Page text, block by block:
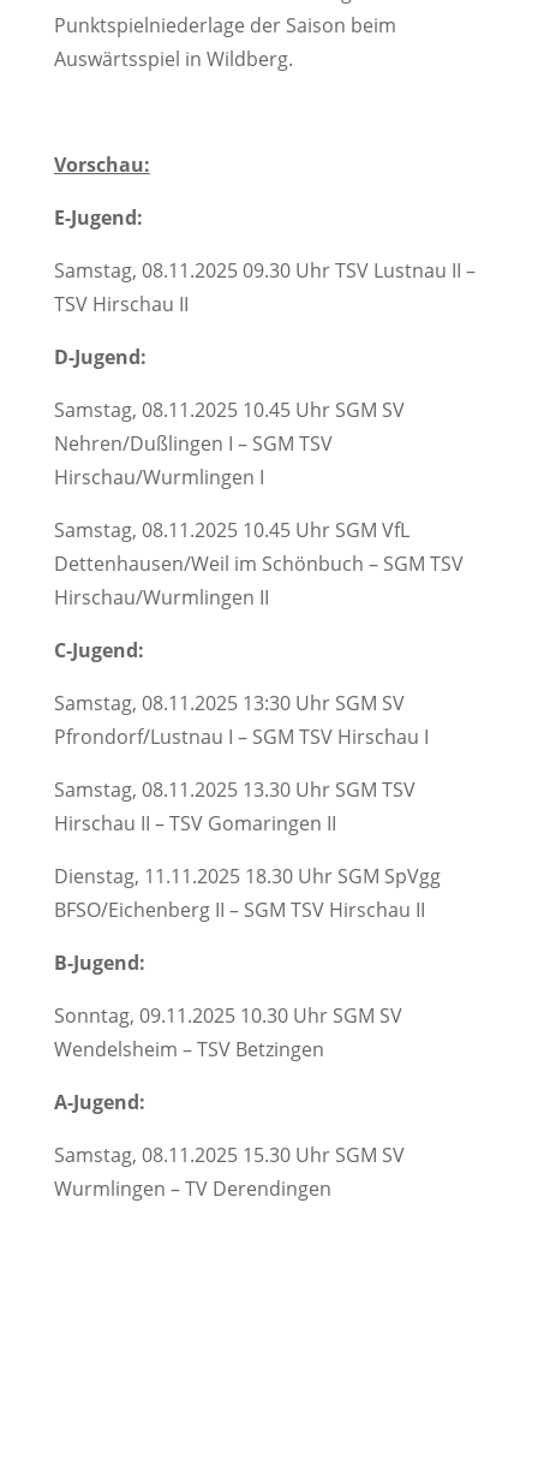
Punktspielniederlage der Saison beim
Auswärtsspiel in Wildberg.
Vorschau:
E-Jugend:
Samstag, 08.11.2025 09.30 Uhr TSV Lustnau II –
TSV Hirschau II
D-Jugend:
Samstag, 08.11.2025 10.45 Uhr SGM SV
Nehren/Dußlingen I – SGM TSV
Hirschau/Wurmlingen I
Samstag, 08.11.2025 10.45 Uhr SGM VfL
Dettenhausen/Weil im Schönbuch – SGM TSV
Hirschau/Wurmlingen II
C-Jugend:
Samstag, 08.11.2025 13:30 Uhr SGM SV
Pfrondorf/Lustnau I – SGM TSV Hirschau I
Samstag, 08.11.2025 13.30 Uhr SGM TSV
Hirschau II – TSV Gomaringen II
Dienstag, 11.11.2025 18.30 Uhr SGM SpVgg
BFSO/Eichenberg II – SGM TSV Hirschau II
B-Jugend:
Sonntag, 09.11.2025 10.30 Uhr SGM SV
Wendelsheim – TSV Betzingen
A-Jugend:
Samstag, 08.11.2025 15.30 Uhr SGM SV
Wurmlingen – TV Derendingen